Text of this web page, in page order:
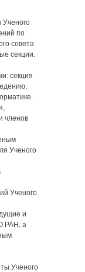
по
совета
секции.
секция
членов
Ученого
Ученого
и
РАН, а
Ученого